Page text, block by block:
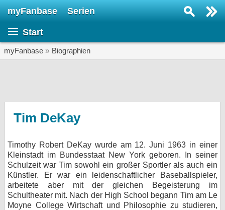
myFanbase Serien
Start
myFanbase » Biographien
Tim DeKay
Timothy Robert DeKay wurde am 12. Juni 1963 in einer
Kleinstadt im Bundesstaat New York geboren. In seiner
Schulzeit war Tim sowohl ein großer Sportler als auch ein
Künstler. Er war ein leidenschaftlicher Baseballspieler,
arbeitete aber mit der gleichen Begeisterung im
Schultheater mit. Nach der High School begann Tim am Le
Moyne College Wirtschaft und Philosophie zu studieren,
KULTUR
Specials
SERVICE
Gewinnspiele